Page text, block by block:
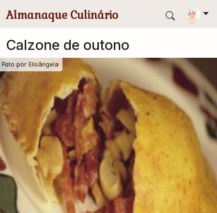
Almanaque Culinário
Calzone de outono
Foto por Elisângela